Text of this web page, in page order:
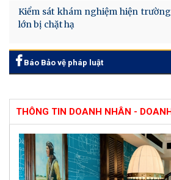
Kiểm sát khám nghiệm hiện
lớn bị chặt hạ
Báo Bảo vệ pháp luật
THÔNG TIN DOANH NHÂN -